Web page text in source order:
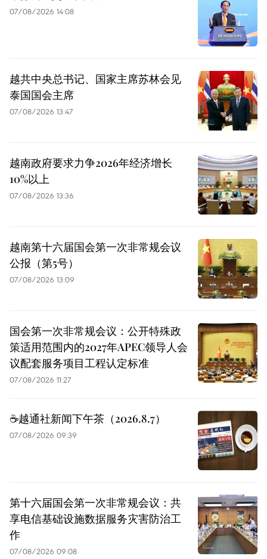
07/08/2026 14:08
越共中央总书记、国家主席苏林会见
泰国国会主席
07/08/2026 13:47
越南政府要求力争2026年经济增长
10%以上
07/08/2026 13:36
越南第十六届国会第一次非常规会议
公报（第5号）
07/08/2026 13:09
国会第一次非常规会议：公开特殊政
策适用范围内的2027年APEC领导人会
议配套服务项目工程认定标准
07/08/2026 11:27
☕️越通社新闻下午茶（2026.8.7）
07/08/2026 09:39
第十六届国会第一次非常规会议：共
享电信基础设施数据服务灾害防治工
作
07/08/2026 09:08